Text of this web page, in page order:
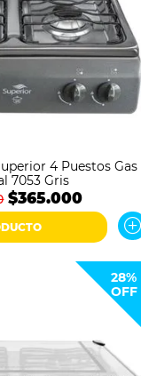
4 Puestos Gas
7053 Gris
$365.000
28%
OFF